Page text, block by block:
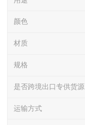
颜色
材质
规格
是否跨境出口专供货源
运输方式